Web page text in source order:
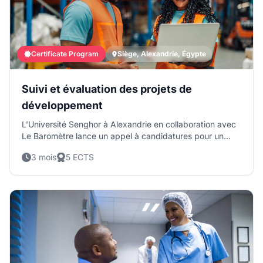
populations qu’ils desservent.
Certificate Program Siège, Alexandrie, Égypte
Suivi et évaluation des projets de
développement
L’Université Senghor à Alexandrie en collaboration avec
Le Baromètre lance un appel à candidatures pour un
sur le “Suivi et évaluation (S&amp;E) des projets de
d’Egypte). Les candidat·es seront sélectionné·e·s avec
une attention particulière pour les candidatures
féminines. L'Université Senghor se réserve le droit de ne
pas donner de suite à cet appel à candidatures. À quels
défis répond cette formation ? Cette formation vise à
répondre aux défis suivants : Quand la digitalisation du
3 mois 5 ECTS